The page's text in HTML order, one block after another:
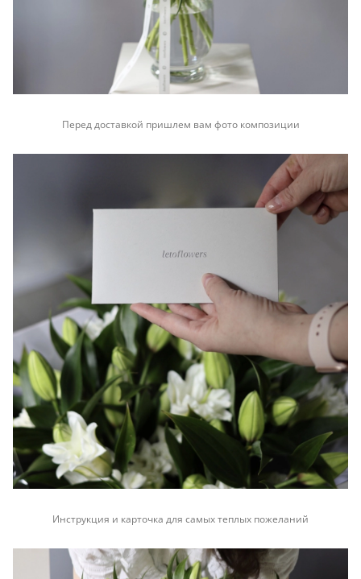
Перед доставкой пришлем вам фото композиции
Инструкция и карточка для самых теплых пожеланий